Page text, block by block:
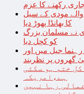
رکھنے کا عزم
والے مودی کے سیل
کا بھانڈا پھوڑ دیا
نے مسلمان بزرگ
کو کچل دیا
جیل میں اور
گھروں پر نظربند
ختم ہو سکتی
ہے،امریکہ
رہا نہیں